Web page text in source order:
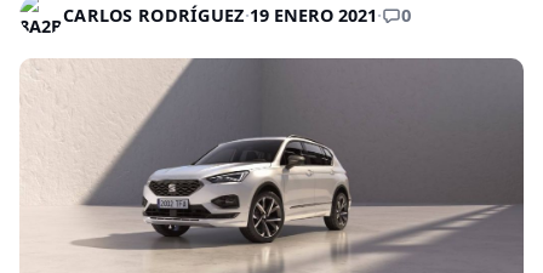
CARLOS RODRÍGUEZ·19 ENERO 2021· 0